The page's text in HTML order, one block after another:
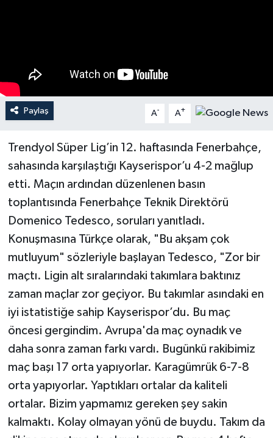
Paylaş A- A+
Trendyol Süper Lig’in 12. haftasında Fenerbahçe,
sahasında karşılaştığı Kayserispor’u 4-2 mağlup
etti. Maçın ardından düzenlenen basın
toplantısında Fenerbahçe Teknik Direktörü
Domenico Tedesco, soruları yanıtladı.
Konuşmasına Türkçe olarak, "Bu akşam çok
mutluyum" sözleriyle başlayan Tedesco, "Zor bir
maçtı. Ligin alt sıralarındaki takımlara baktınız
zaman maçlar zor geçiyor. Bu takımlar asındaki en
iyi istatistiğe sahip Kayserispor’du. Bu maç
öncesi gergindim. Avrupa'da maç oynadık ve
daha sonra zaman farkı vardı. Bugünkü rakibimiz
maç başı 17 orta yapıyorlar. Karagümrük 6-7-8
orta yapıyorlar. Yaptıkları ortalar da kaliteli
ortalar. Bizim yapmamız gereken şey sakin
kalmaktı. Kolay olmayan yönü de buydu. Takım da
Kim kimdir?
Kültür Sanat
Sağlık
Teknoloji
Televizyon
Yaşam-Çevre